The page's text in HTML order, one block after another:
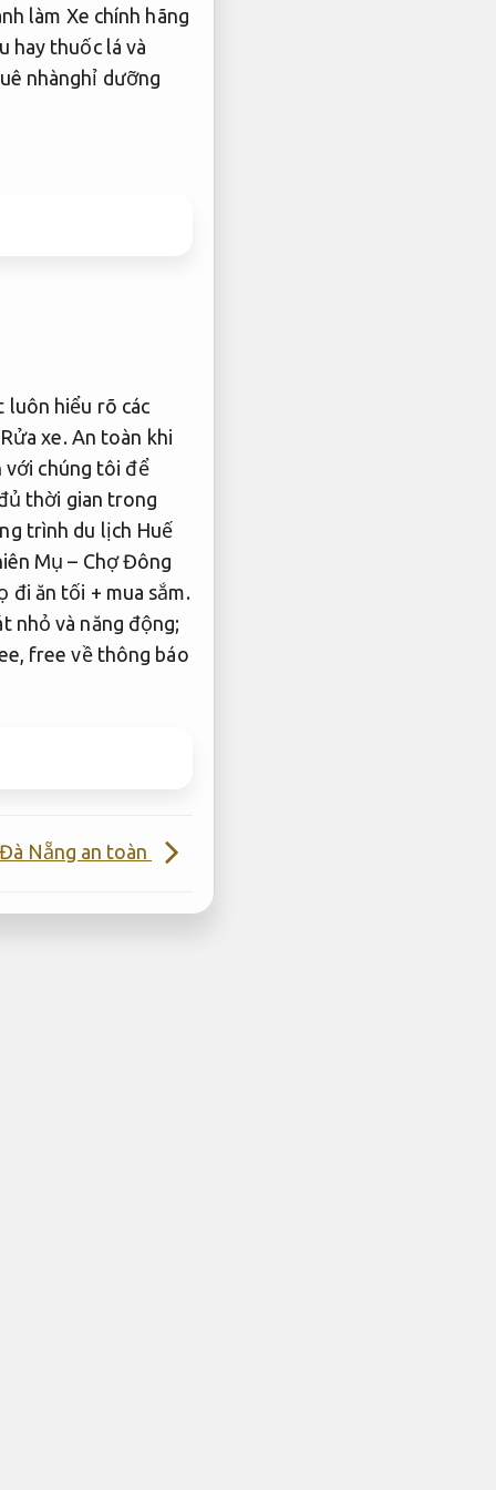
làm Xe chính hãng
hay thuốc lá và
nhànghỉ dưỡng
luôn hiểu rõ các
Rửa xe. An toàn khi
với chúng tôi để
thời gian trong
trình du lịch Huế
Mụ – Chợ Đông
ăn tối + mua sắm.
nhỏ và năng động;
free về thông báo
Nẵng an toàn